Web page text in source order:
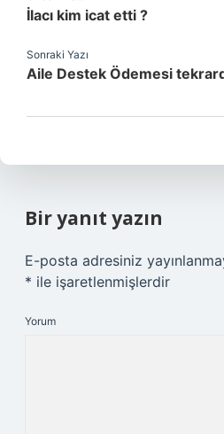
İlacı kim icat etti ?
Sonraki Yazı
Aile Destek Ödemesi
Bir yanıt yazın
E-posta adresiniz
* ile işaretlenmişlerdir
Yorum